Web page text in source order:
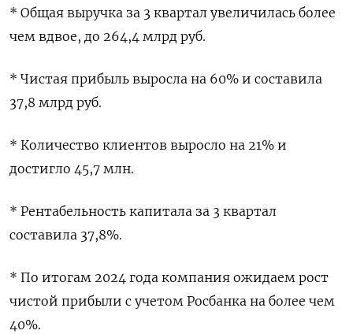
* Общая выручка за 3 квартал увеличилась более
чем вдвое, до 264,4 млрд руб.
* Чистая прибыль выросла на 60% и составила
37,8 млрд руб.
* Количество клиентов выросло на 21% и
достигло 45,7 млн.
* Рентабельность капитала за 3 квартал
составила 37,8%.
* По итогам 2024 года компания ожидаем рост
чистой прибыли с учетом Росбанка на более чем
40%.